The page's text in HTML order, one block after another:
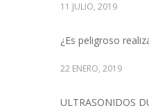
11 JULIO, 2019
¿Es peligroso
22 ENERO, 2019
ULTRASONIDOS